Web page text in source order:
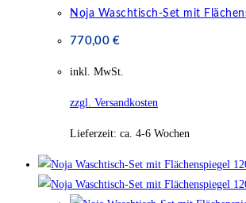
Noja Waschtisch-Set mit
770,00€
inkl. MwSt.
zzgl. Versandkosten
Lieferzeit: ca. 4-6 Wochen